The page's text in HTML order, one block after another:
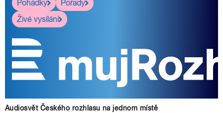
Pohádky
Pořady
Živé vysílání
Audiosvět Českého rozhlasu na jednom místě